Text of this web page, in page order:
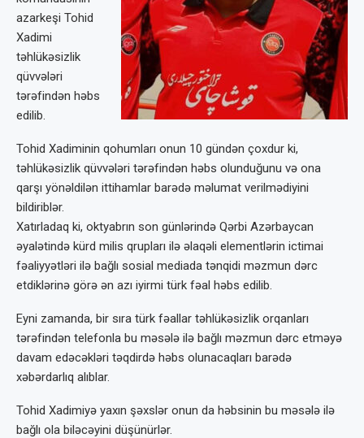
azarkeşi Tohid
Xadimi
təhlükəsizlik
qüvvələri
tərəfindən həbs
edilib.
Tohid Xadiminin qohumları onun 10 gündən çoxdur ki,
təhlükəsizlik qüvvələri tərəfindən həbs olunduğunu və ona
qarşı yönəldilən ittihamlar barədə məlumat verilmədiyini
bildiriblər.
Xatırladaq ki, oktyabrın son günlərində Qərbi Azərbaycan
əyalətində kürd milis qrupları ilə əlaqəli elementlərin ictimai
fəaliyyətləri ilə bağlı sosial mediada tənqidi məzmun dərc
etdiklərinə görə ən azı iyirmi türk fəal həbs edilib.
Eyni zamanda, bir sıra türk fəallar təhlükəsizlik orqanları
tərəfindən telefonla bu məsələ ilə bağlı məzmun dərc etməyə
davam edəcəkləri təqdirdə həbs olunacaqları barədə
xəbərdarlıq alıblar.
Tohid Xadimiyə yaxın şəxslər onun da həbsinin bu məsələ ilə
bağlı ola biləcəyini düşünürlər.